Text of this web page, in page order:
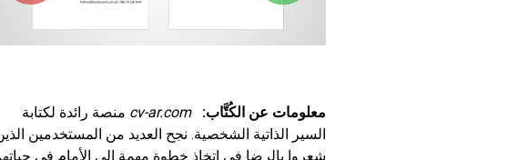
معلومات عن الكُتَّاب: cv-ar.com منصة رائدة لكتابة
السير الذاتية الشخصية. نجح العديد من المستخدمين
شعروا بالرضا في اتخاذ خطوة مهمة إلى الأمام في